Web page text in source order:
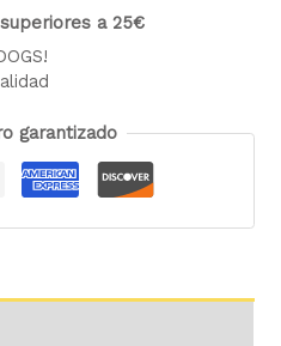
a 25€
garantizado